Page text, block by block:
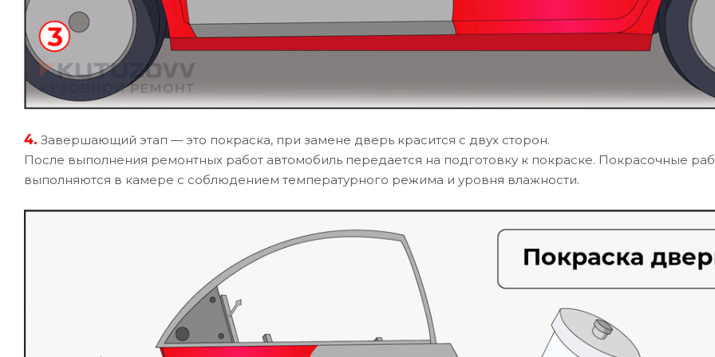
4. Завершающий этап — это покраска, при замене дверь красится с двух сторон.
После выполнения ремонтных работ автомобиль передается на подготовку к покраске. Покрасочные
выполняются в камере с соблюдением температурного режима и уровня влажности.